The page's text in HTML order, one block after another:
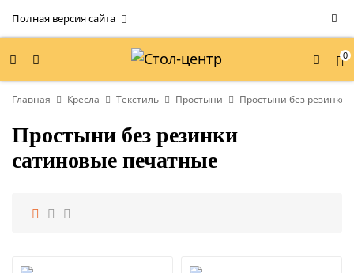
Полная версия сайта
0
Главная Кресла Текстиль Простыни Простыни без резинке
Простыни без резинки
сатиновые печатные